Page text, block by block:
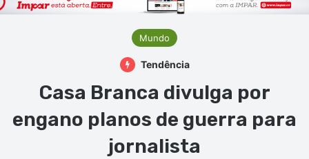
Mundo
Tendência
Casa Branca divulga por
engano planos de guerra para
jornalista